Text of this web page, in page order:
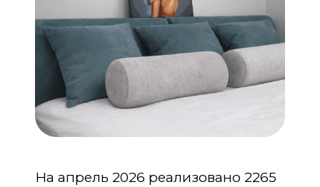
На апрель 2026 реализовано 2265